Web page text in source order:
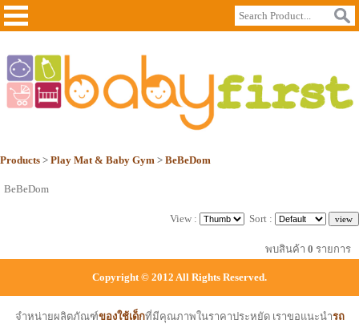
Products > Play Mat & Baby Gym > BeBeDom
BeBeDom
View : Sort :
พบสินค้า 0 รายการ
Copyright © 2012 All Rights Reserved.
จำหน่ายผลิตภัณฑ์ของใช้เด็กที่มีคุณภาพในราคาประหยัด เราขอแนะนำรถ